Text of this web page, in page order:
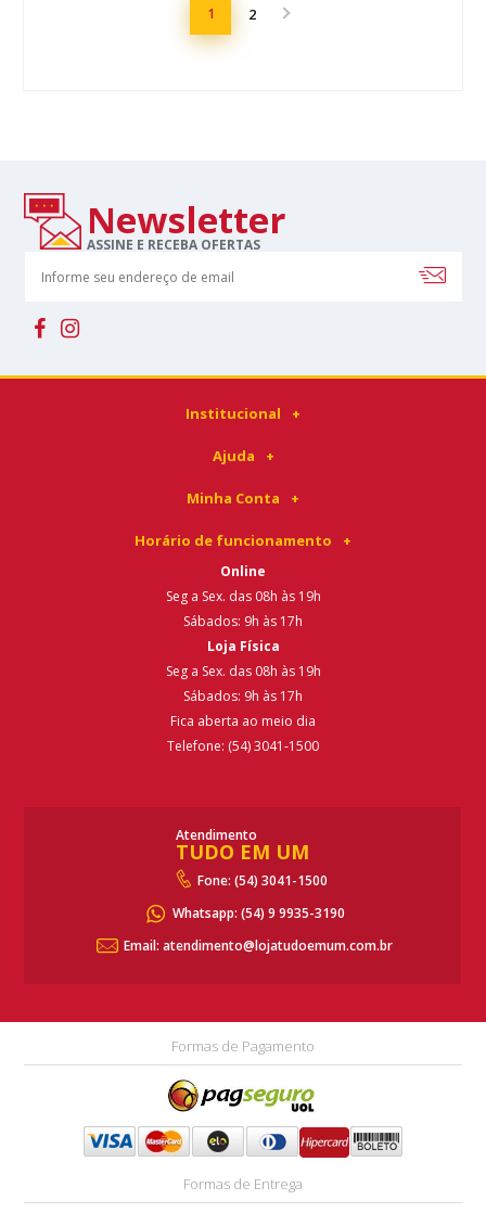
1 2
Newsletter
ASSINE E RECEBA OFERTAS
Institucional
Ajuda
Minha Conta
Horário de funcionamento
Online
Seg a Sex. das 08h às 19h
Sábados: 9h às 17h
Loja Física
Seg a Sex. das 08h às 19h
Sábados: 9h às 17h
Fica aberta ao meio dia
Telefone: (54) 3041-1500
Atendimento
TUDO EM UM
Fone: (54) 3041-1500
Whatsapp: (54) 9 9935-3190
Email: atendimento@lojatudoemum.com.br
Formas de Pagamento
Formas de Entrega